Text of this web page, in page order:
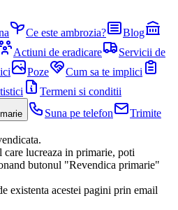
Ce este ambrozia?
Blog
Actiuni de eradicare
Servicii de
Poze
Cum sa te implici
Termeni si conditii
Suna pe telefon
Trimite
lucreaza in primarie, poti
butonul "Revendica primarie"
existenta acestei pagini prin email